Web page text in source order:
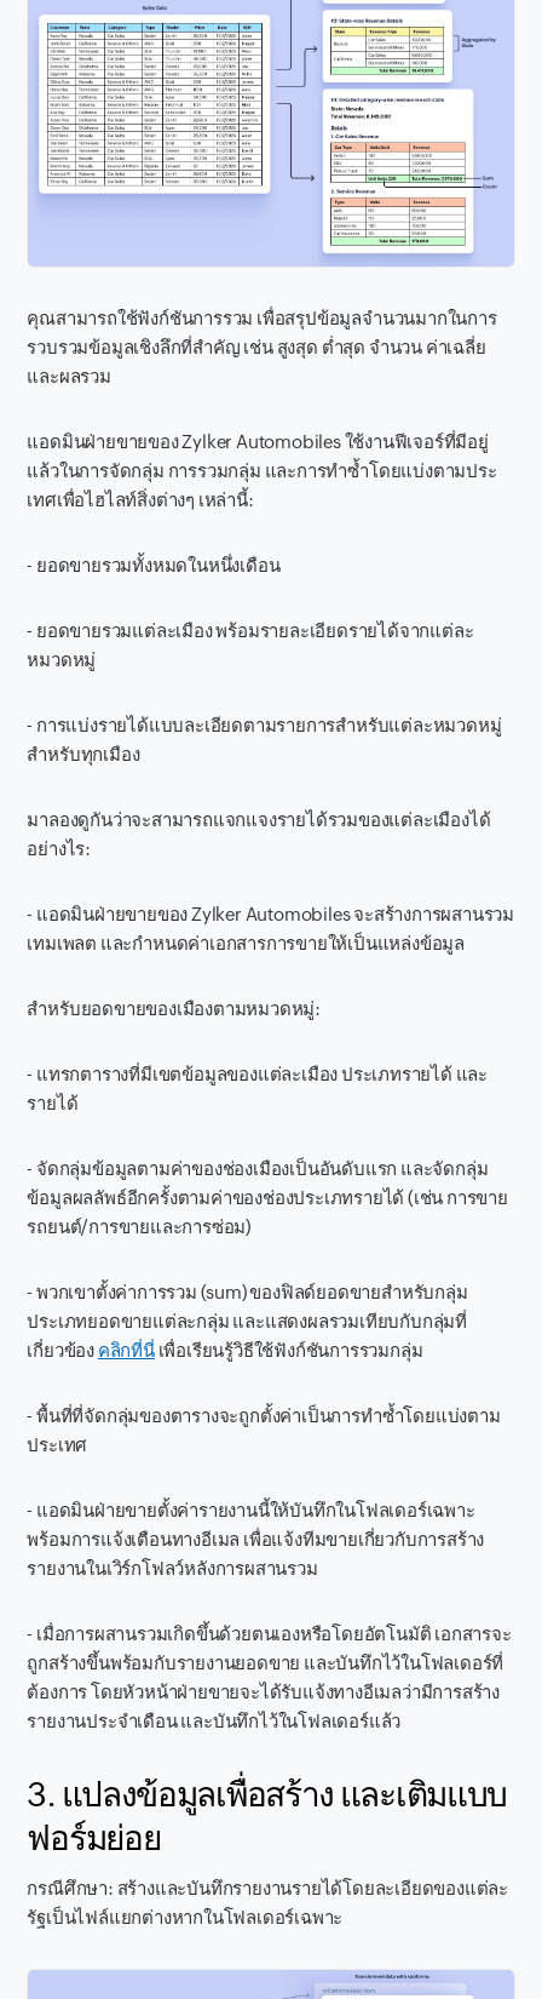
คุณสามารถใช้ฟังก์ชันการรวม เพื่อสรุปข้อมูลจำนวนมากในการ
รวบรวมข้อมูลเชิงลึกที่สำคัญ เช่น สูงสุด ต่ำสุด จำนวน ค่าเฉลี่ย
และผลรวม
แอดมินฝ่ายขายของ Zylker Automobiles ใช้งานฟีเจอร์ที่มีอยู่
แล้วในการจัดกลุ่ม การรวมกลุ่ม และการทำซ้ำโดยแบ่งตามประ
เทศเพื่อไฮไลท์สิ่งต่างๆ เหล่านี้:
- ยอดขายรวมทั้งหมดในหนึ่งเดือน
- ยอดขายรวมแต่ละเมือง พร้อมรายละเอียดรายได้จากแต่ละ
หมวดหมู่
- การแบ่งรายได้แบบละเอียดตามรายการสำหรับแต่ละหมวดหมู่
สำหรับทุกเมือง
มาลองดูกันว่าจะสามารถแจกแจงรายได้รวมของแต่ละเมืองได้
อย่างไร:
- แอดมินฝ่ายขายของ Zylker Automobiles จะสร้างการผสานรวม
เทมเพลต และกำหนดค่าเอกสารการขายให้เป็นแหล่งข้อมูล
สำหรับยอดขายของเมืองตามหมวดหมู่:
- แทรกตารางที่มีเขตข้อมูลของแต่ละเมือง ประเภทรายได้ และ
รายได้
- จัดกลุ่มข้อมูลตามค่าของช่องเมืองเป็นอันดับแรก และจัดกลุ่ม
ข้อมูลผลลัพธ์อีกครั้งตามค่าของช่องประเภทรายได้ (เช่น การขาย
รถยนต์/การขายและการซ่อม)
- พวกเขาตั้งค่าการรวม (sum) ของฟิลด์ยอดขายสำหรับกลุ่ม
ประเภทยอดขายแต่ละกลุ่ม และแสดงผลรวมเทียบกับกลุ่มที่
เกี่ยวข้อง คลิกที่นี่เพื่อเรียนรู้วิธีใช้ฟังก์ชันการรวมกลุ่ม
- พื้นที่ที่จัดกลุ่มของตารางจะถูกตั้งค่าเป็นการทำซ้ำโดยแบ่งตาม
ประเทศ
- แอดมินฝ่ายขายตั้งค่ารายงานนี้ให้บันทึกในโฟลเดอร์เฉพาะ
พร้อมการแจ้งเตือนทางอีเมล เพื่อแจ้งทีมขายเกี่ยวกับการสร้าง
รายงานในเวิร์กโฟลว์หลังการผสานรวม
- เมื่อการผสานรวมเกิดขึ้นด้วยตนเองหรือโดยอัตโนมัติ เอกสารจะ
ถูกสร้างขึ้นพร้อมกับรายงานยอดขาย และบันทึกไว้ในโฟลเดอร์ที่
ต้องการ โดยหัวหน้าฝ่ายขายจะได้รับแจ้งทางอีเมลว่ามีการสร้าง
รายงานประจำเดือน และบันทึกไว้ในโฟลเดอร์แล้ว
3. แปลงข้อมูลเพื่อสร้าง และเติมแบบ
ฟอร์มย่อย
กรณีศึกษา: สร้างและบันทึกรายงานรายได้โดยละเอียดของแต่ละ
รัฐเป็นไฟล์แยกต่างหากในโฟลเดอร์เฉพาะ